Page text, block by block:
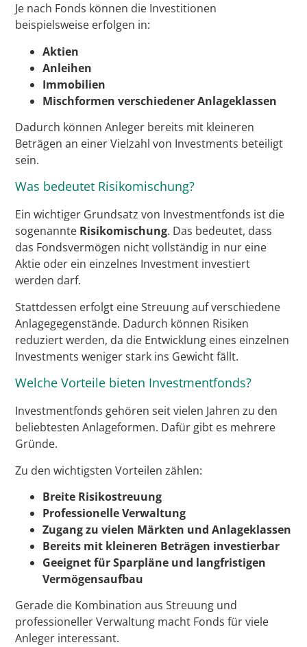
Je nach Fonds können die Investitionen
beispielsweise erfolgen in:
Aktien
Anleihen
Immobilien
Mischformen verschiedener Anlageklassen
Dadurch können Anleger bereits mit kleineren
Beträgen an einer Vielzahl von Investments beteiligt
sein.
Was bedeutet Risikomischung?
Ein wichtiger Grundsatz von Investmentfonds ist die
sogenannte Risikomischung. Das bedeutet, dass
das Fondsvermögen nicht vollständig in nur eine
Aktie oder ein einzelnes Investment investiert
werden darf.
Stattdessen erfolgt eine Streuung auf verschiedene
Anlagegegenstände. Dadurch können Risiken
reduziert werden, da die Entwicklung eines einzelnen
Investments weniger stark ins Gewicht fällt.
Welche Vorteile bieten Investmentfonds?
Investmentfonds gehören seit vielen Jahren zu den
beliebtesten Anlageformen. Dafür gibt es mehrere
Gründe.
Zu den wichtigsten Vorteilen zählen:
Breite Risikostreuung
Professionelle Verwaltung
Zugang zu vielen Märkten und Anlageklassen
Bereits mit kleineren Beträgen investierbar
Geeignet für Sparpläne und langfristigen
Vermögensaufbau
Gerade die Kombination aus Streuung und
professioneller Verwaltung macht Fonds für viele
Anleger interessant.